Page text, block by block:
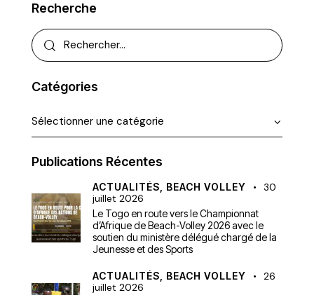
Recherche
Catégories
Publications Récentes
ACTUALITÉS, BEACH VOLLEY
30
juillet 2026
Le Togo en route vers le Championnat
d’Afrique de Beach-Volley 2026 avec le
soutien du ministère délégué chargé de la
Jeunesse et des Sports
ACTUALITÉS, BEACH VOLLEY
26
juillet 2026